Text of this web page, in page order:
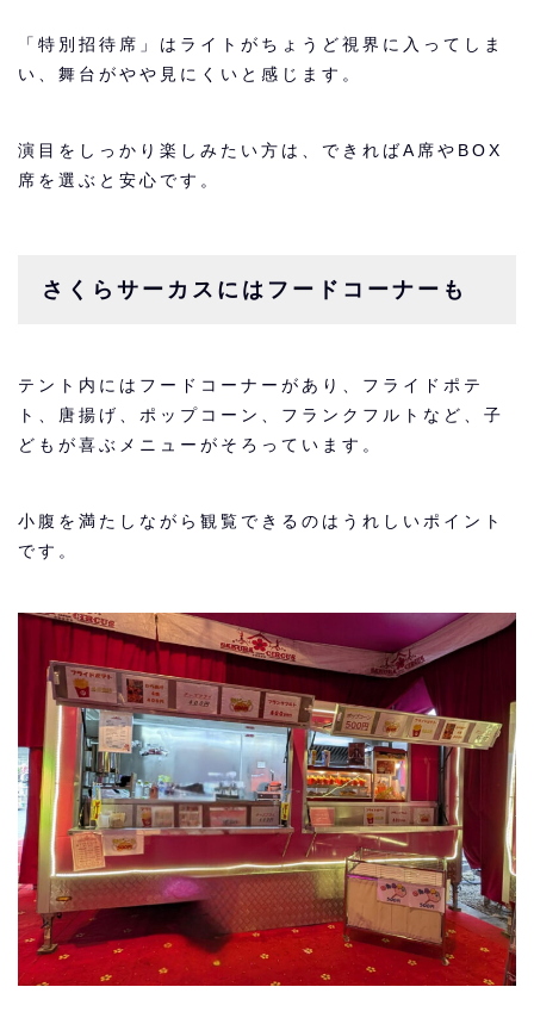
「特別招待席」はライトがちょうど視界に入ってしま
い、舞台がやや見にくいと感じます。
演目をしっかり楽しみたい方は、できればA席やBOX
席を選ぶと安心です。
さくらサーカスにはフードコーナーも
テント内にはフードコーナーがあり、フライドポテ
ト、唐揚げ、ポップコーン、フランクフルトなど、子
どもが喜ぶメニューがそろっています。
小腹を満たしながら観覧できるのはうれしいポイント
です。